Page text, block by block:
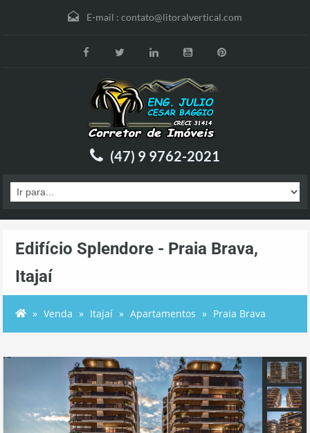
E-mail : contato@litoralvertical.com
(47) 9 9762-2021
Edifício Splendore - Praia Brava,
Itajaí
Venda Itajaí Apartamentos Praia Brava